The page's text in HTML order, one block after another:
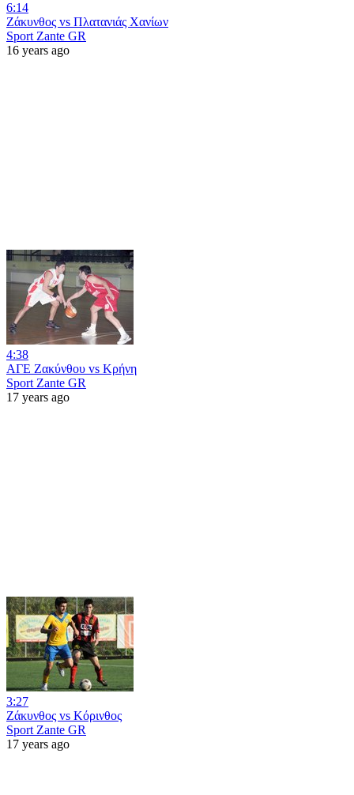
6:14
Ζάκυνθος vs Πλατανιάς Χανίων
Sport Zante GR
16 years ago
4:38
ΑΓΕ Ζακύνθου vs Κρήνη
Sport Zante GR
17 years ago
3:27
Ζάκυνθος vs Κόρινθος
Sport Zante GR
17 years ago